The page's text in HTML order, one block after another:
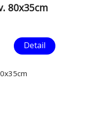
80x35cm
Detail